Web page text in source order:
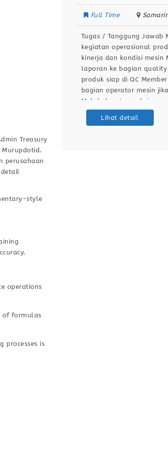
Treasury
perusahaan
detail
style
operations
of formulas
processes is
pihak
dan
Full Time
Tugas / Tanggung Jawab
kegiatan operasional
kinerja dan kondisi mesin
laporan ke bagian
produk siap di QC
bagian operator mesin
Melakukan tugas lainnya
operator produksi
Kualifikasi / Persyaratan
Lihat detail